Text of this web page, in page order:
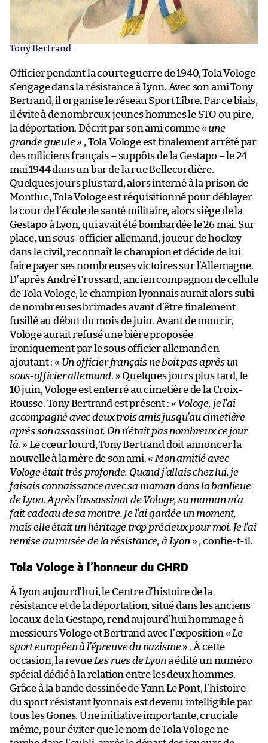
Tony Bertrand.
Officier pendant la courte guerre de 1940, Tola Vologe
s’engage dans la résistance à Lyon. Avec son ami Tony
Bertrand, il organise le réseau Sport Libre. Par ce biais,
il évite à de nombreux jeunes hommes le STO ou pire,
la déportation. Décrit par son ami comme «une
grande gueule» , Tola Vologe est finalement arrêté par
des miliciens français – suppôts de la Gestapo – le 24
mai 1944 dans un bar de la rue Bellecordière.
Quelques jours plus tard, alors interné à la prison de
Montluc, Tola Vologe est réquisitionné pour déblayer
la cour de l’école de santé militaire, alors siège de la
Gestapo à Lyon, qui avait été bombardée le 26 mai. Sur
place, un sous-officier allemand, joueur de hockey
dans le civil, reconnaît le champion et décide de lui
faire payer ses nombreuses victoires sur l’Allemagne.
D’après André Frossard, ancien compagnon de cellule
de Tola Vologe, le champion lyonnais aurait alors subi
de nombreuses brimades avant d’être finalement
fusillé au début du mois de juin. Avant de mourir,
Vologe aurait refusé une bière proposée
ironiquement par le sous officier allemand en
ajoutant : « Un officier français ne boit pas après un
sous-officier allemand. » Quelques jours plus tard, le
10 juin, Vologe est enterré au cimetière de la Croix-
Rousse. Tony Bertrand est présent : « Vologe, je l’ai
accompagné avec deux trois amis jusqu’au cimetière
après son assassinat. On n’était pas nombreux ce jour
là. » Le cœur lourd, Tony Bertrand doit annoncer la
nouvelle à la mère de son ami. « Mon amitié avec
Vologe était très profonde. Quand j’allais chez lui, je
faisais connaissance avec sa maman dans la banlieue
de Lyon. Après l’assassinat de Vologe, sa maman m’a
fait cadeau de sa montre. Je l’ai gardée un moment,
mais elle était un héritage trop précieux pour moi. Je l’ai
remise au musée de la résistance, à Lyon» , confie-t-il.
Tola Vologe à l’honneur du CHRD
À Lyon aujourd’hui, le Centre d’histoire de la
résistance et de la déportation, situé dans les anciens
locaux de la Gestapo, rend aujourd’hui hommage à
messieurs Vologe et Bertrand avec l’exposition « Le
sport européen à l’épreuve du nazisme» . À cette
occasion, la revue Les rues de Lyona édité un numéro
spécial dédié à la relation entre les deux hommes.
Grâce à la bande dessinée de Yann Le Pont, l’histoire
du sport résistant lyonnais est devenu intelligible par
tous les Gones. Une initiative importante, cruciale
même, pour éviter que le nom de Tola Vologe ne